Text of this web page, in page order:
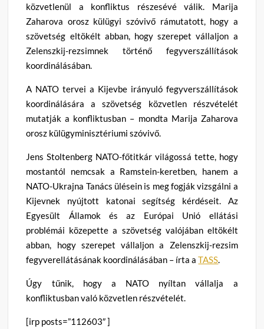
közvetlenül a konfliktus részesévé válik. Marija
Zaharova orosz külügyi szóvivő rámutatott, hogy a
szövetség eltökélt abban, hogy szerepet vállaljon a
Zelenszkij-rezsimnek történő fegyverszállítások
koordinálásában.
A NATO tervei a Kijevbe irányuló fegyverszállítások
koordinálására a szövetség közvetlen részvételét
mutatják a konfliktusban – mondta Marija Zaharova
orosz külügyminisztériumi szóvivő.
Jens Stoltenberg NATO-főtitkár világossá tette, hogy
mostantól nemcsak a Ramstein-keretben, hanem a
NATO-Ukrajna Tanács ülésein is meg fogják vizsgálni a
Kijevnek nyújtott katonai segítség kérdéseit. Az
Egyesült Államok és az Európai Unió ellátási
problémái közepette a szövetség valójában eltökélt
abban, hogy szerepet vállaljon a Zelenszkij-rezsim
fegyverellátásának koordinálásában – írta aTASS.
Úgy tűnik, hogy a NATO nyíltan vállalja a
konfliktusban való közvetlen részvételét.
[irp posts=”112603″ ]